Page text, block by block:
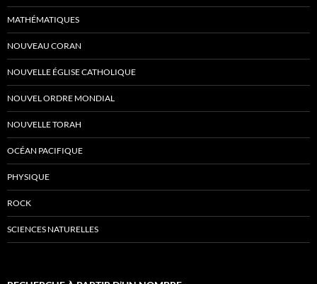
MATHÉMATIQUES
NOUVEAU CORAN
NOUVELLE ÉGLISE CATHOLIQUE
NOUVEL ORDRE MONDIAL
NOUVELLE TORAH
OCÉAN PACIFIQUE
PHYSIQUE
ROCK
SCIENCES NATURELLES